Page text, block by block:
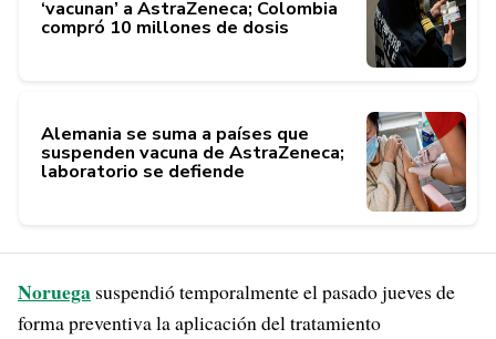
‘vacunan’ a AstraZeneca; Colombia
compró 10 millones de dosis
Alemania se suma a países que
suspenden vacuna de AstraZeneca;
laboratorio se defiende
Noruega suspendió temporalmente el pasado jueves de
forma preventiva la aplicación del tratamiento